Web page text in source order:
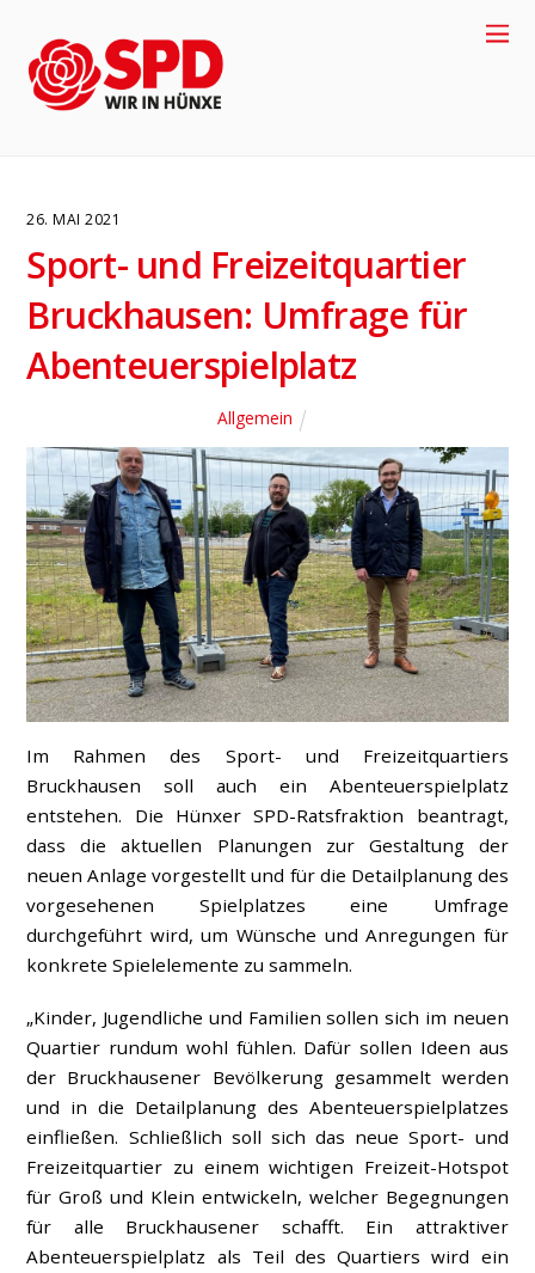
26. MAI 2021
Sport- und Freizeitquartier
Bruckhausen: Umfrage für
Abenteuerspielplatz
Allgemein
Im Rahmen des Sport- und Freizeitquartiers
Bruckhausen soll auch ein Abenteuerspielplatz
entstehen. Die Hünxer SPD-Ratsfraktion beantragt,
dass die aktuellen Planungen zur Gestaltung der
neuen Anlage vorgestellt und für die Detailplanung des
vorgesehenen Spielplatzes eine Umfrage
durchgeführt wird, um Wünsche und Anregungen für
konkrete Spielelemente zu sammeln.
„Kinder, Jugendliche und Familien sollen sich im neuen
Quartier rundum wohl fühlen. Dafür sollen Ideen aus
der Bruckhausener Bevölkerung gesammelt werden
und in die Detailplanung des Abenteuerspielplatzes
einfließen. Schließlich soll sich das neue Sport- und
Freizeitquartier zu einem wichtigen Freizeit-Hotspot
für Groß und Klein entwickeln, welcher Begegnungen
für alle Bruckhausener schafft. Ein attraktiver
Abenteuerspielplatz als Teil des Quartiers wird ein